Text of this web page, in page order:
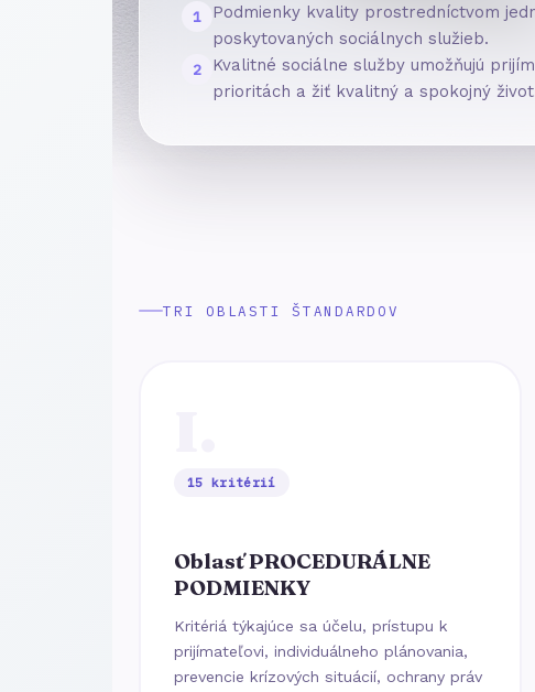
1
Podmienky kvality prostredníctvom
poskytovaných sociálnych služieb.
2
Kvalitné sociálne služby umožňujú
prioritách a žiť kvalitný a spokojný
TRI OBLASTI ŠTANDARDOV
15 kritérií
Oblasť PROCEDURÁLNE
PODMIENKY
Kritériá týkajúce sa účelu, prístupu k
prijímateľovi, individuálneho plánovania,
prevencie krízových situácií, ochrany práv